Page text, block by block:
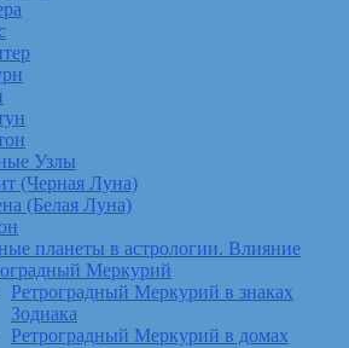
Узлы
(Черная Луна)
(Белая Луна)
планеты в астрологии. Влияние
Меркурий
Ретроградный Меркурий в знаках
Зодиака
Ретроградный Меркурий в домах